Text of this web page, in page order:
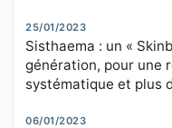
25/01/2023
Sisthaema : un «
génération, pour une
systématique et plus
06/01/2023